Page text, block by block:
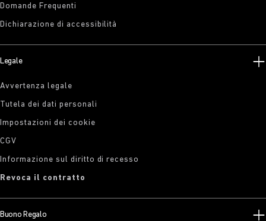
Domande Frequenti
Dichiarazione di accessibilità
Legale
Avvertenza legale
Tutela dei dati personali
Impostazioni dei cookie
CGV
Informazione sul diritto di recesso
Revoca il contratto
Buono Regalo